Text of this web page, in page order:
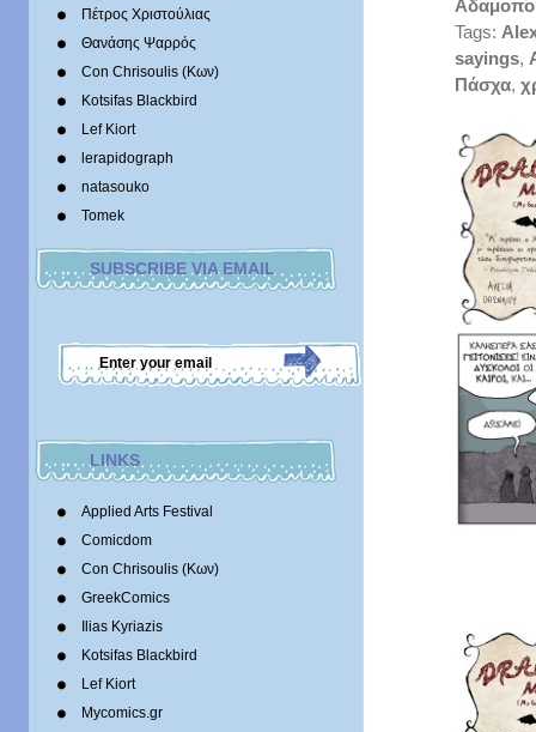
Πέτρος Χριστούλιας
Θανάσης Ψαρρός
Con Chrisoulis (Κων)
Kotsifas Blackbird
Lef Kiort
lerapidograph
natasouko
Tomek
SUBSCRIBE VIA EMAIL
LINKS
Applied Arts Festival
Comicdom
Con Chrisoulis (Κων)
GreekComics
Ilias Kyriazis
Kotsifas Blackbird
Lef Kiort
Mycomics.gr
Tags:
sayings,
Πάσχα,